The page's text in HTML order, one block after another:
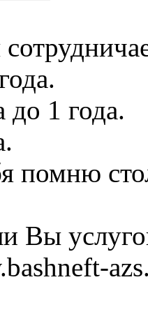
до 1 года.
помню
Вы